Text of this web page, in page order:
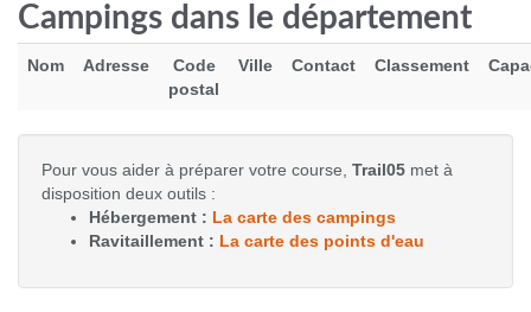
Voir le produit
Campings dans le département
Nom Adresse
Code
postal
Ville Contact Classement
Pour vous aider à préparer votre course, Trail05 met à
disposition deux outils :
Hébergement : La carte des campings
Ravitaillement : La carte des points d'eau